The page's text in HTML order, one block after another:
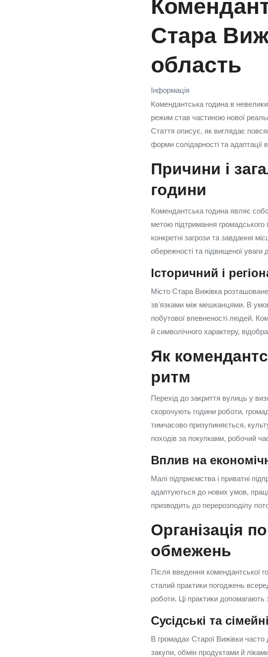
Стара
область
Інформація
Комендантська година в
режим став частиною нової
Стаття описує, як виглядає
форми солідарності та адаптації
Причини і
години
Комендантська година являє
метою підтримання громадського
конкретні загрози та завдання
обережності та підвищеної уваги
Історичний і
Місто Стара Вижівка
звʼязками між мешканцями. В
побутової впевненості людей.
й символічного характеру,
Як
ритм
Перехід до закриття вулиць у
скорочують години роботи,
тимчасово призупиняється,
походів за покупками, робочий
Вплив на
Малі підприємства і приватні
адаптуються до нових умов,
призводить до перерозподілу
Організація
обмежень
Після введення комендантської
сталий практики погоджень
роботи. Ці практики допомагають
Сусідські та
В громадах Старої Вижівки
закупи, обмін продуктами й